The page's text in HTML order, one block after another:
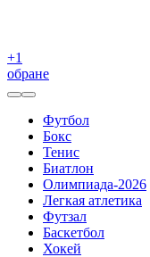
+1
обране
Футбол
Бокс
Тенис
Биатлон
Олимпиада-2026
Легкая атлетика
Футзал
Баскетбол
Хокей